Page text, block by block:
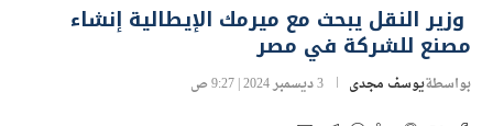
وزير النقل يبحث مع ميرمك الإيطالية إنشاء
مصنع للشركة في مصر
بواسطةيوسف مجدى 3 ديسمبر 2024 | 9:27 ص